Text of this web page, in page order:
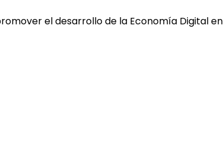
el desarrollo de la Economía Digital